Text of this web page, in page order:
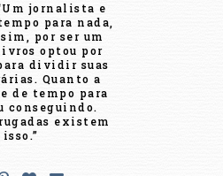
jornalista e
para nada,
por ser um
optou por
dividir suas
Quanto a
de tempo para
conseguindo.
existem